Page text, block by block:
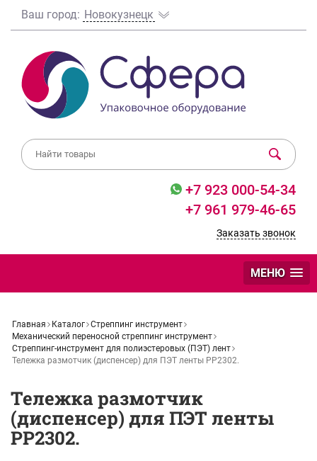
Ваш город: Новокузнецк
+7 923 000-54-34
+7 961 979-46-65
Заказать звонок
МЕНЮ
Главная Каталог Стреппинг инструмент
Механический переносной стреппинг инструмент
Стреппинг-инструмент для полиэстеровых (ПЭТ) лент
Тележка размотчик (диспенсер) для ПЭТ ленты PP2302.
Тележка размотчик
(диспенсер) для ПЭТ ленты
PP2302.